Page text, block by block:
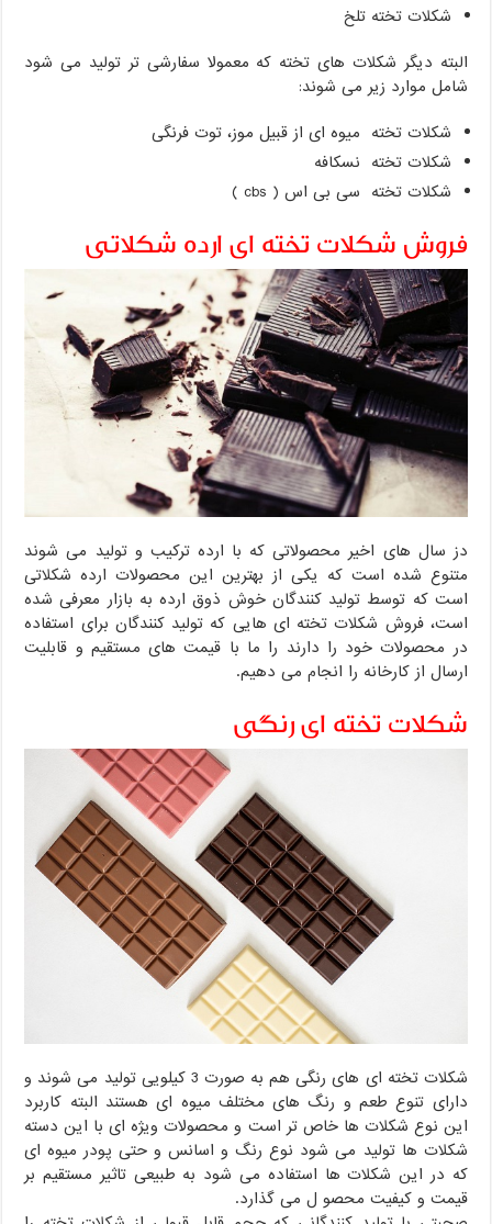
شکلات تخته تلخ
البته دیگر شکلات های تخته که معمولا سفارشی تر تولید می شود
شامل موارد زیر می شوند:
شکلات تخته میوه ای از قبیل موز، توت فرنگی
شکلات تخته نسکافه
شکلات تخته سی بی اس ( cbs )
فروش شکلات تخته ای ارده شکلاتی
دز سال های اخیر محصولاتی که با ارده ترکیب و تولید می شوند
متنوع شده است که یکی از بهترین این محصولات ارده شکلاتی
است که توسط تولید کنندگان خوش ذوق ارده به بازار معرفی شده
است، فروش شکلات تخته ای هایی که تولید کنندگان برای استفاده
در محصولات خود را دارند را ما با قیمت های مستقیم و قابلیت
ارسال از کارخانه را انجام می دهیم.
شکلات تخته ای رنگی
شکلات تخته ای های رنگی هم به صورت 3 کیلویی تولید می شوند و
دارای تنوع طعم و رنگ های مختلف میوه ای هستند البته کاربرد
این نوع شکلات ها خاص تر است و محصولات ویژه ای با این دسته
شکلات ها تولید می شود نوع رنگ و اسانس و حتی پودر میوه ای
که در این شکلات ها استفاده می شود به طبیعی تاثیر مستقیم بر
قیمت و کیفیت محصو ل می گذارد.